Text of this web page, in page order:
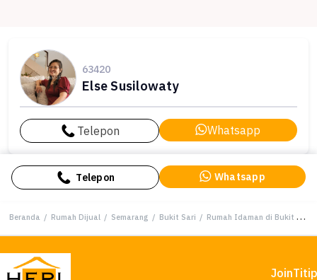
63420
Else Susilowaty
Telepon Whatsapp
Telepon Whatsapp
Beranda / Rumah Dijual / Semarang / Bukit Sari / Rumah Idaman di Bukit Sari, Semarang, 3 KT, Harga 1,65 Miliar
Join